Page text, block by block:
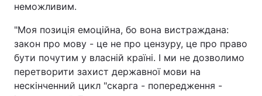
неможливим.
"Моя позиція емоційна, бо вона вистраждана:
закон про мову - це не про цензуру, це про право
бути почутим у власній країні. І ми не дозволимо
перетворити захист державної мови на
нескінченний цикл "скарга - попередження -